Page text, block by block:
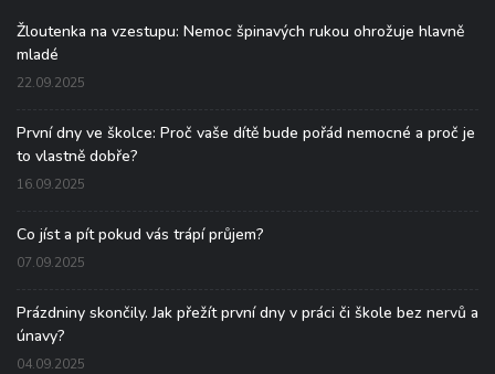
Žloutenka na vzestupu: Nemoc špinavých rukou ohrožuje hlavně
mladé
22.09.2025
První dny ve školce: Proč vaše dítě bude pořád nemocné a proč je
to vlastně dobře?
16.09.2025
Co jíst a pít pokud vás trápí průjem?
07.09.2025
Prázdniny skončily. Jak přežít první dny v práci či škole bez nervů a
únavy?
04.09.2025